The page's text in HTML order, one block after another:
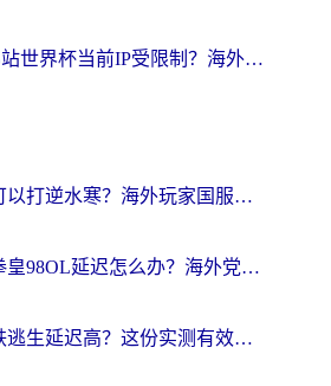
在越南看B站世界杯当前IP受限制？海外党体育观赛终极指南来了
国外可不可以打逆水寒？海外玩家国服畅玩终极指南（附漫威荒野乱斗加速方案）
在国外玩拳皇98OL延迟怎么办？海外党亲测有效的低延迟指南
国外打地铁逃生延迟高？这份实测有效的低延迟指南帮你吃鸡